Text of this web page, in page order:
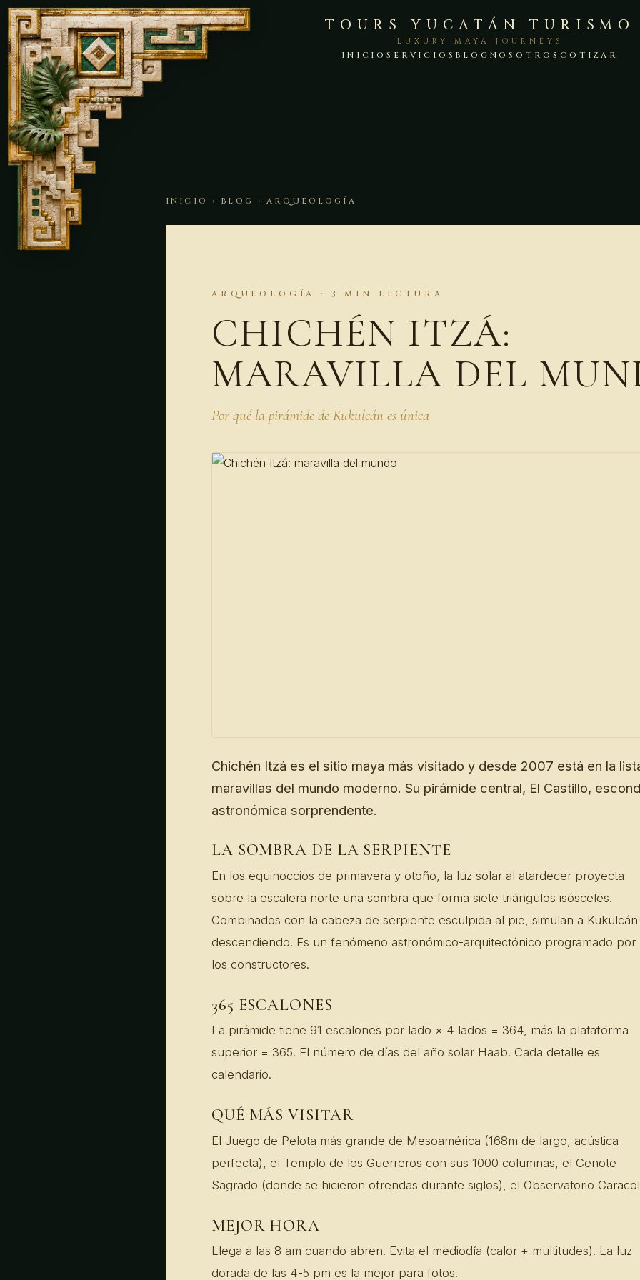
TOURS YUCATÁN TURISMO
LUXURY MAYA JOURNEYS
INICIOSERVICIOS BLOG NOSOTROS COTIZAR
INICIO › BLOG › ARQUEOLOGÍA
ARQUEOLOGÍA · 3 MIN LECTURA
CHICHÉN ITZÁ:
MARAVILLA DEL
Por qué la pirámide de Kukulcán es única
Chichén Itzá es el sitio maya más visitado y desde 2007 está en la
maravillas del mundo moderno. Su pirámide central, El Castillo,
astronómica sorprendente.
LA SOMBRA DE LA SERPIENTE
En los equinoccios de primavera y otoño, la luz solar al atardecer proyecta
sobre la escalera norte una sombra que forma siete triángulos isósceles.
Combinados con la cabeza de serpiente esculpida al pie, simulan a Kukulcán
descendiendo. Es un fenómeno astronómico-arquitectónico programado por
los constructores.
365 ESCALONES
La pirámide tiene 91 escalones por lado × 4 lados = 364, más la plataforma
superior = 365. El número de días del año solar Haab. Cada detalle es
calendario.
QUÉ MÁS VISITAR
El Juego de Pelota más grande de Mesoamérica (168m de largo, acústica
perfecta), el Templo de los Guerreros con sus 1000 columnas, el Cenote
Sagrado (donde se hicieron ofrendas durante siglos), el Observatorio
MEJOR HORA
Llega a las 8 am cuando abren. Evita el mediodía (calor + multitudes). La luz
dorada de las 4-5 pm es la mejor para fotos.